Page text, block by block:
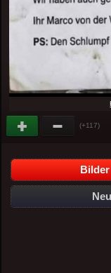
(+117)
Bilder